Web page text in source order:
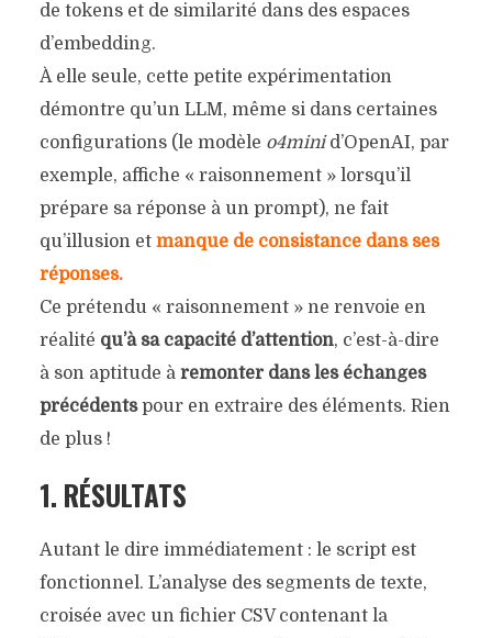
de tokens et de similarité dans des espaces
d’embedding.
À elle seule, cette petite expérimentation
démontre qu’un LLM, même si dans certaines
configurations (le modèle o4minid’OpenAI, par
exemple, affiche « raisonnement » lorsqu’il
prépare sa réponse à un prompt), ne fait
qu’illusion et manque de consistance dans ses
réponses.
Ce prétendu « raisonnement » ne renvoie en
réalité qu’à sa capacité d’attention, c’est-à-dire
à son aptitude à remonter dans les échanges
précédentspour en extraire des éléments. Rien
de plus !
1. RÉSULTATS
Autant le dire immédiatement : le script est
fonctionnel. L’analyse des segments de texte,
croisée avec un fichier CSV contenant la